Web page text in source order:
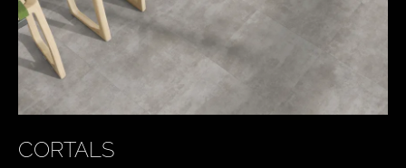
CORTALS